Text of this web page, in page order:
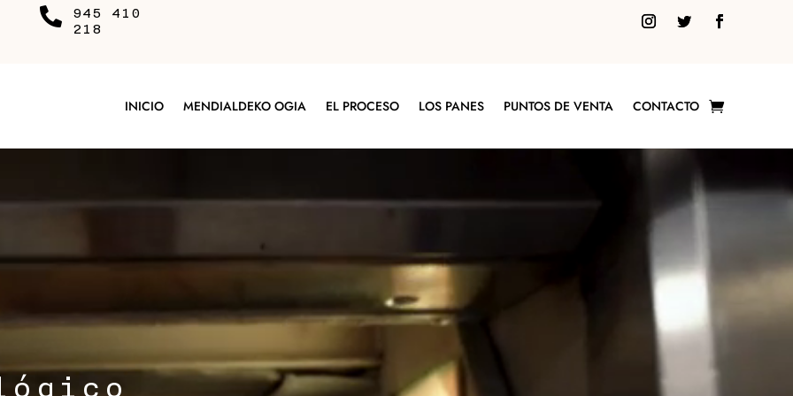

945 410
218
INICIO MENDIALDEKO OGIA EL PROCESO LOS PANES PUNTOS DE VENTA CONTACTO